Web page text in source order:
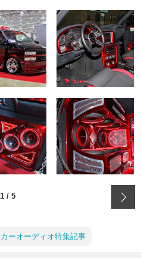
1 / 5
カーオーディオ特集記事